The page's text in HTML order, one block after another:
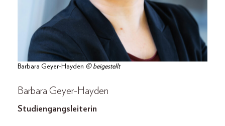
Barbara Geyer-Hayden © beigestellt
Barbara Geyer-Hayden
Studiengangsleiterin